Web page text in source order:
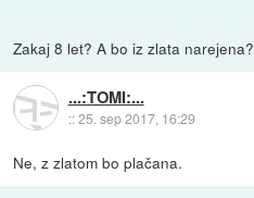
Zakaj 8 let? A bo iz zlata narejena?
...:TOMI:...
::25. sep 2017, 16:29
Ne, z zlatom bo plačana.